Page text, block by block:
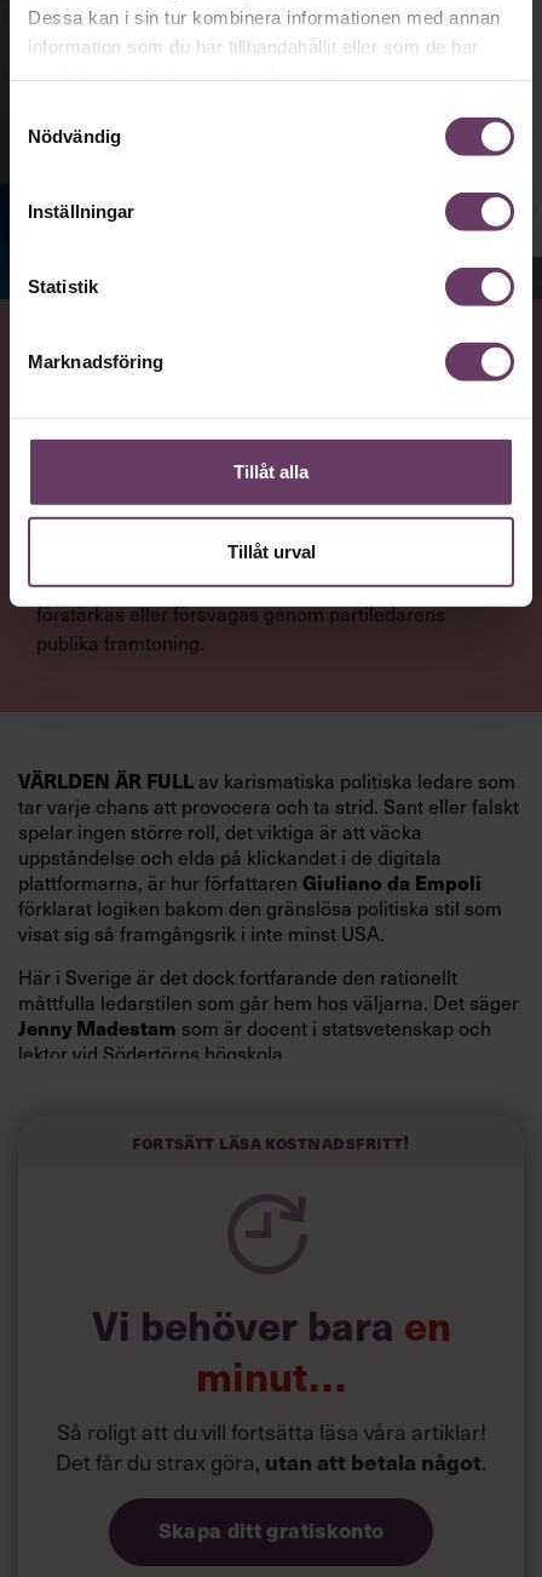
Dessa kan i sin tur kombinera informationen med annan
information som du har tillhandahållit eller som de har
Nödvändig
Inställningar
Statistik
Marknadsföring
Tillåt alla
Tillåt urval
VAD
väljare värderar hos en partiledare.
Få förståelse för hur politisk trovärdighet kan
förstärkas eller försvagas genom partiledarens
publika framtoning.
Jenny Madestam, docent i statsvetenskap.
VÄRLDEN ÄR FULLav karismatiska politiska ledare som
tar varje chans att provocera och ta strid. Sant eller falskt
spelar ingen större roll, det viktiga är att väcka
uppståndelse och elda på klickandet i de digitala
plattformarna, är hur författaren Giuliano da Empoli
förklarat logiken bakom den gränslösa politiska stil som
visat sig så framgångsrik i inte minst USA.
Här i Sverige är det dock fortfarande den rationellt
måttfulla ledarstilen som går hem hos väljarna. Det säger
Jenny Madestam som är docent i statsvetenskap och
lektor vid Södertörns högskola.
kompetenta och stå med båda fötterna på jorden. Hellre
spelevink i högklackat, är hur jag brukar sammanfatta de
önskningar som svenskarna för fram i undersökningar.”
Siri Wikander: ”Led som i
början av pandemin”
Fortsätt läsa kostnadsfritt!
Vi behöver bara en
minut…
Så roligt att du vill fortsätta läsa våra artiklar!
Det får du strax göra, utan att betala något.
Skapa ditt gratiskonto